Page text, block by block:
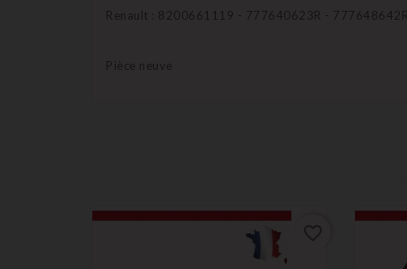
Renault : 8200661119 - 777640623R - 777648642R
Pièce neuve